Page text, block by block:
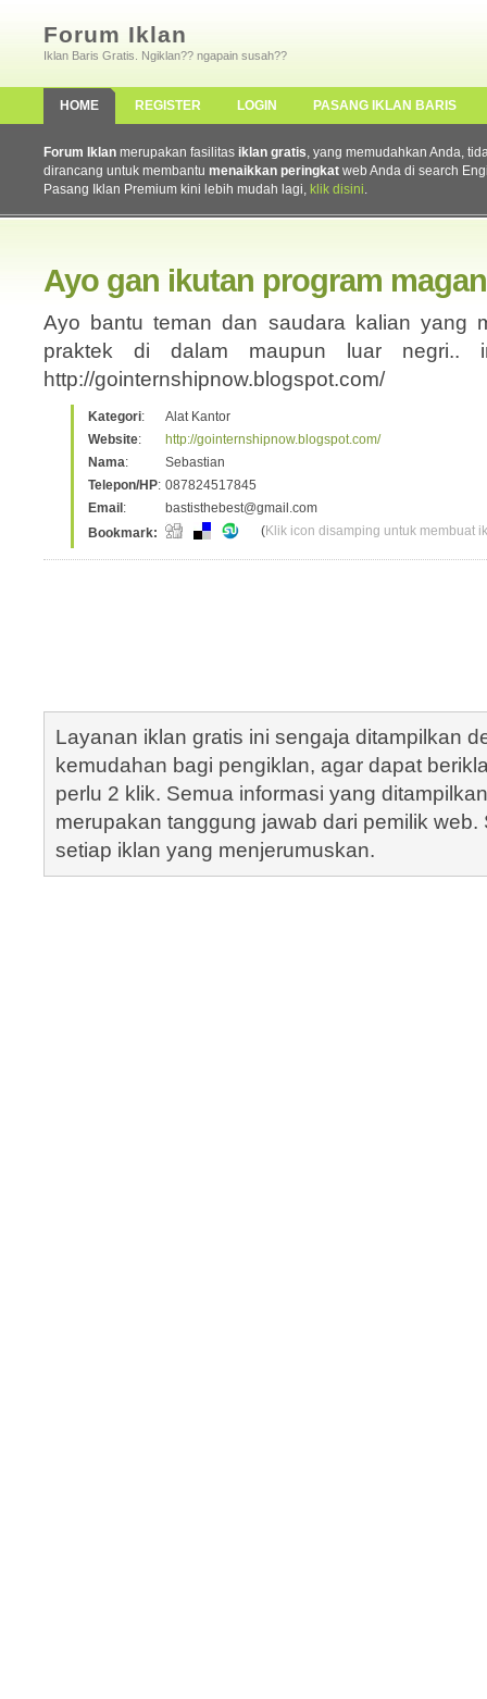
Forum Iklan
Iklan Baris Gratis. Ngiklan?? ngapain susah??
HOME REGISTER LOGIN PASANG IKLAN BARIS
Forum Iklan merupakan fasilitas iklan gratis, yang memudahkan Anda,
dirancang untuk membantu menaikkan peringkat web Anda di search
Pasang Iklan Premium kini lebih mudah lagi, klik disini.
Ayo gan ikutan program
Ayo bantu teman dan saudara kalian yang
praktek di dalam maupun luar negri..
http://gointernshipnow.blogspot.com/
Kategori:
Alat Kantor
Website:
http://gointernshipnow.blogspot.com/
Nama:
Sebastian
Telepon/HP: 087824517845
Email :
bastisthebest@gmail.com
Bookmark:
(Klik icon disamping untuk membuat
Layanan iklan gratis ini sengaja ditampilkan
kemudahan bagi pengiklan, agar dapat
perlu 2 klik. Semua informasi yang
merupakan tanggung jawab dari pemilik
setiap iklan yang menjerumuskan.